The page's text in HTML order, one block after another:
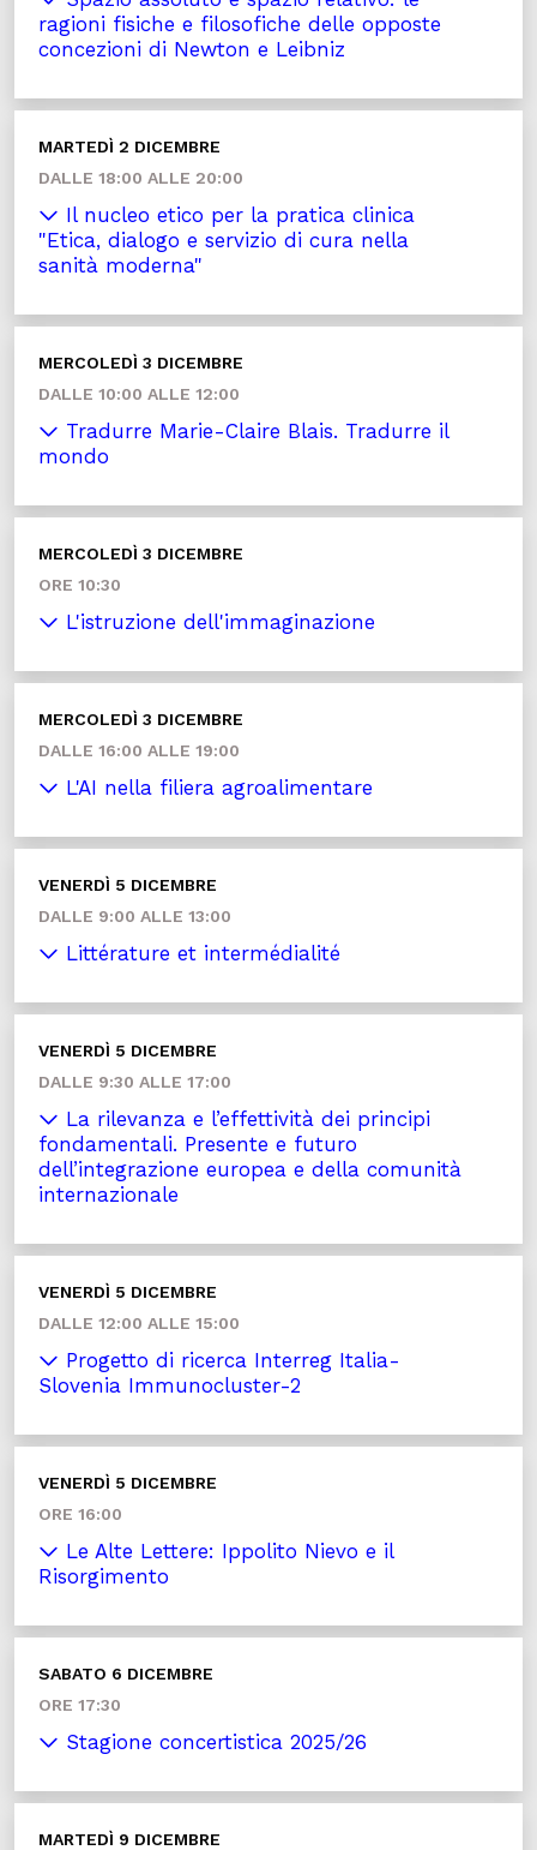
ragioni fisiche e filosofiche delle opposte
concezioni di Newton e Leibniz
MARTEDÌ 2 DICEMBRE
DALLE 18:00 ALLE 20:00
Il nucleo etico per la pratica clinica
"Etica, dialogo e servizio di cura nella
sanità moderna"
MERCOLEDÌ 3 DICEMBRE
DALLE 10:00 ALLE 12:00
Tradurre Marie-Claire Blais. Tradurre il
mondo
MERCOLEDÌ 3 DICEMBRE
ORE 10:30
L'istruzione dell'immaginazione
MERCOLEDÌ 3 DICEMBRE
DALLE 16:00 ALLE 19:00
L'AI nella filiera agroalimentare
VENERDÌ 5 DICEMBRE
DALLE 9:00 ALLE 13:00
Littérature et intermédialité
VENERDÌ 5 DICEMBRE
DALLE 9:30 ALLE 17:00
La rilevanza e l’effettività dei principi
fondamentali. Presente e futuro
dell’integrazione europea e della comunità
internazionale
VENERDÌ 5 DICEMBRE
DALLE 12:00 ALLE 15:00
Progetto di ricerca Interreg Italia-
Slovenia Immunocluster-2
VENERDÌ 5 DICEMBRE
ORE 16:00
Le Alte Lettere: Ippolito Nievo e il
Risorgimento
SABATO 6 DICEMBRE
ORE 17:30
Stagione concertistica 2025/26
MARTEDÌ 9 DICEMBRE